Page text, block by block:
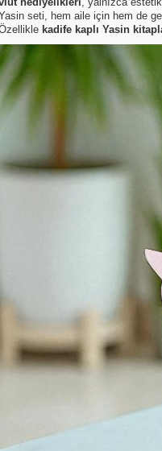
seti, hem aile için hem de
kadife kaplı Yasin